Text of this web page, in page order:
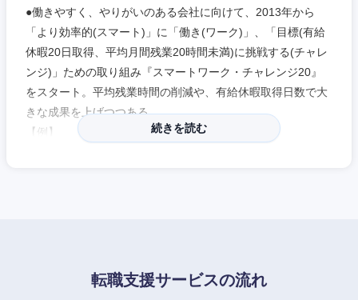
●働きやすく、やりがいのある会社に向けて、2013年から
「より効率的(スマート)」に「働き(ワーク)」、「目標(有給
休暇20日取得、平均月間残業20時間未満)に挑戦する(チャレ
ンジ)」ための取り組み『スマートワーク・チャレンジ20』
をスタート。平均残業時間の削減や、有給休暇取得日数で大
きな成果を上げつつある。
【例】
・リモート環境でも、十分なコミュニケーションがとれるこ
とから、在宅勤務の一層の活用を推進することで介護・育児
続きを読む
転職支援サービスの流れ